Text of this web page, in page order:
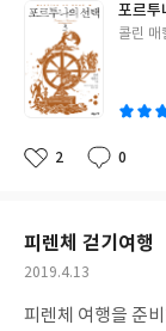
한 인물이었다. 그
가. 권력의 자리에
데 술라는 오히려
물러났으니 그의
을 무릅쓰고 정성
의 파격적인 모습
르 자신이 왕과 신
자임을 로마인들
로 바꿀 수 있었던
벌한다던가, 그에
외모에 대한 칭찬
랬던 것 처럼 당시
다. 스파르타쿠스의 반란 이야기도 눈에 띈다. 로마군이었으나 반역
의 누명을 쓰고 검
포르투
글
콜린 매
좋
2
댓
0
작
피렌체 걷기여행
작
일
2019.4.13
피렌체 여행을 준